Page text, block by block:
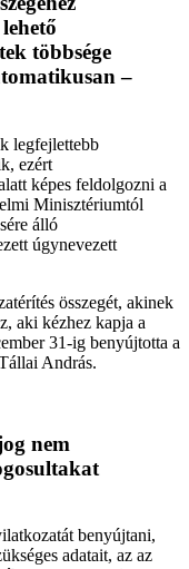
többsége
–
legfejlettebb
ezért
képes feldolgozni a
Minisztériumtól
álló
úgynevezett
összegét, akinek
aki kézhez kapja a
31-ig benyújtotta a
András.
nem
benyújtani,
adatait, az az